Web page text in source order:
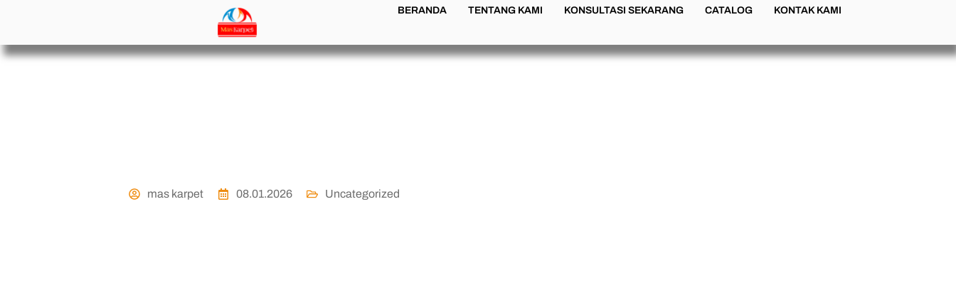
BERANDA TENTANG KAMI KONSULTASI SEKARANG CATALOG KONTAK KAMI
mas karpet 08.01.2026 Uncategorized